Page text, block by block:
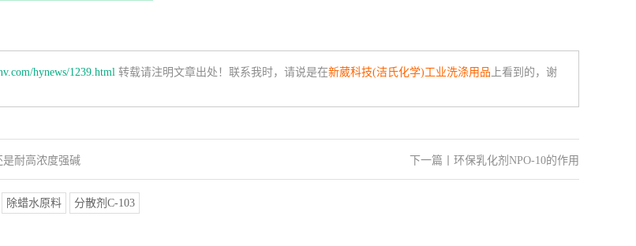
hynews/1239.html 转载请注明文章出处！联系我时，请说是在新葳科技(洁氏化学)工业洗涤用品 上看到的，谢
是耐高浓度强碱 下一篇 环保乳化剂NPO-10的作用
除蜡水原料 分散剂C-103